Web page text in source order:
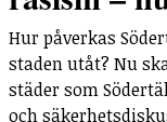
Hur påverkas
staden utåt? Nu
städer som
och